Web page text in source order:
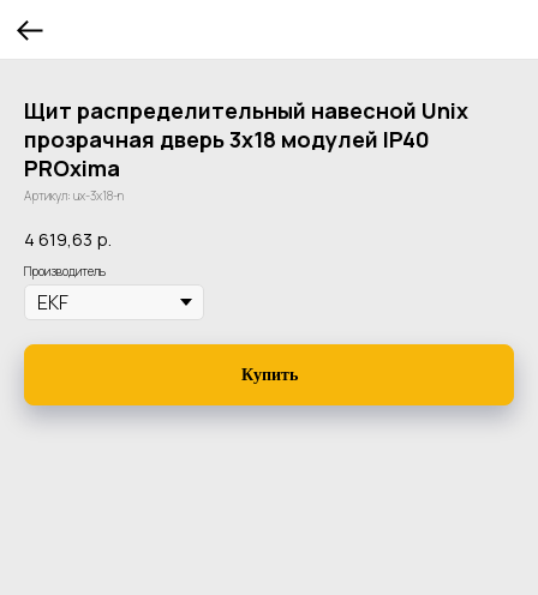
Щит распределительный навесной Unix
прозрачная дверь 3х18 модулей IP40
PROxima
Артикул: ux-3x18-n
4 619,63 р.
Производитель
Купить